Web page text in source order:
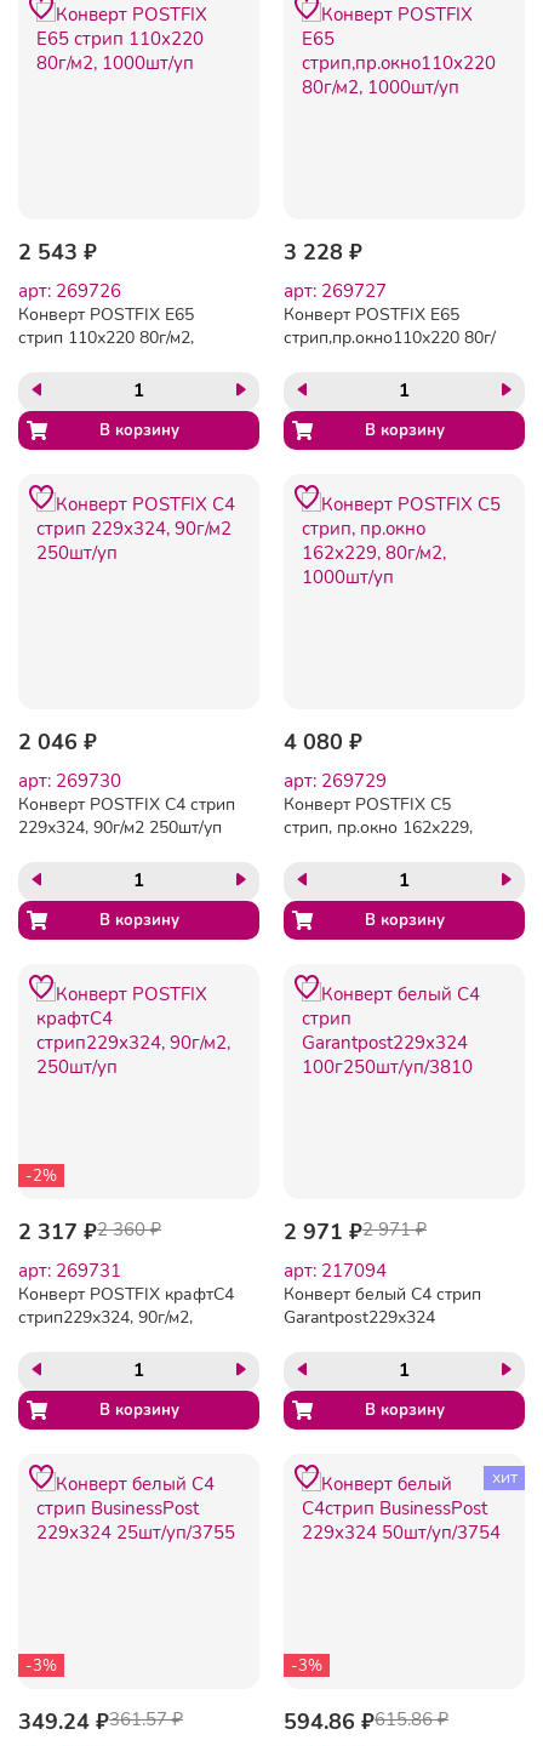
2 543 ₽
арт: 269726
Конверт POSTFIX Е65
стрип 110х220 80г/м2,
3 228 ₽
арт: 269727
Конверт POSTFIX Е65
стрип,пр.окно110х220 80г/
2 046 ₽
арт: 269730
Конверт POSTFIX С4 стрип
229х324, 90г/м2 250шт/уп
4 080 ₽
арт: 269729
Конверт POSTFIX С5
стрип, пр.окно 162х229,
-2%
2 317 ₽2 360 ₽
арт: 269731
Конверт POSTFIX крафтС4
стрип229х324, 90г/м2,
2 971 ₽2 971 ₽
арт: 217094
Конверт белый C4 стрип
Garantpost229х324
-3%
349.24 ₽361.57 ₽
-3%
хит
594.86 ₽615.86 ₽